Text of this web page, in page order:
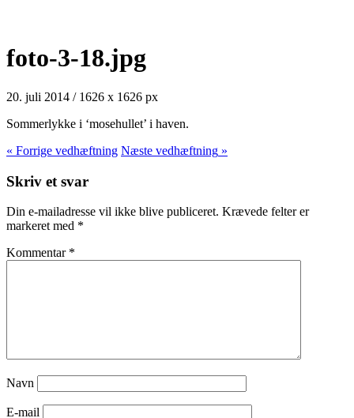
foto-3-18.jpg
20. juli 2014 / 1626 x 1626 px
Sommerlykke i ‘mosehullet’ i haven.
« Forrige vedhæftning Næste vedhæftning »
Skriv et svar
Din e-mailadresse vil ikke blive publiceret. Krævede felter er
markeret med *
Kommentar *
Navn
E-mail